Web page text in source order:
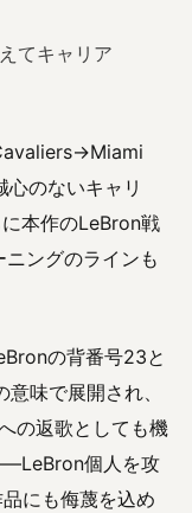
てキャリア
のないキャリ
本作のLeBron戦
ングのラインも
の背番号23と
味で展開され、
の返歌としても機
個人を攻
にも侮蔑を込め